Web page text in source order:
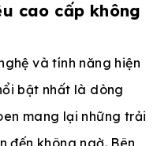
cao cấp không
và tính năng hiện
bật nhất là dòng
mang lại những trải